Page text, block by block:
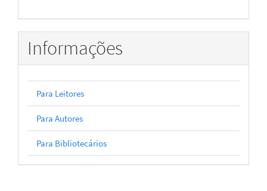
Informações
Para Leitores
Para Autores
Para Bibliotecários